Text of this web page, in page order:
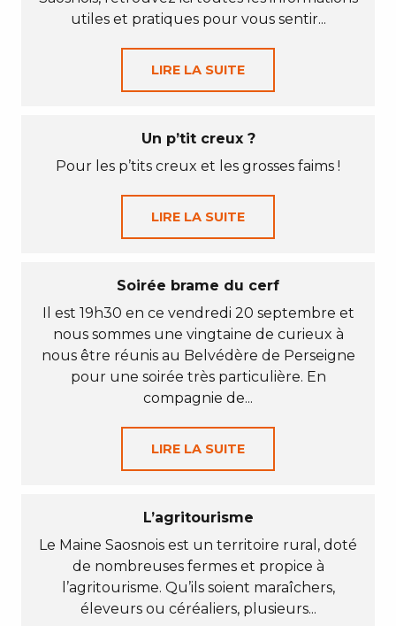
utiles et pratiques pour vous sentir...
LIRE LA SUITE
Un p’tit creux ?
Pour les p’tits creux et les grosses faims !
LIRE LA SUITE
Soirée brame du cerf
Il est 19h30 en ce vendredi 20 septembre et
nous sommes une vingtaine de curieux à
nous être réunis au Belvédère de Perseigne
pour une soirée très particulière. En
compagnie de...
LIRE LA SUITE
L’agritourisme
Le Maine Saosnois est un territoire rural, doté
de nombreuses fermes et propice à
l’agritourisme. Qu’ils soient maraîchers,
éleveurs ou céréaliers, plusieurs...